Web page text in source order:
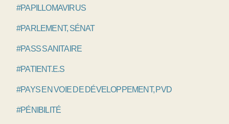
#PAPILLOMAVIRUS
#PARLEMENT, SÉNAT
#PASS SANITAIRE
#PATIENT.E.S
#PAYS EN VOIE DE DÉVELOPPEMENT, PVD
#PÉNIBILITÉ